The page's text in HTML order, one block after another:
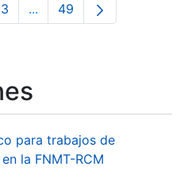
Página
3 ...Páginas intermedias Use
Página
49
para trabajos de
la FNMT-RCM